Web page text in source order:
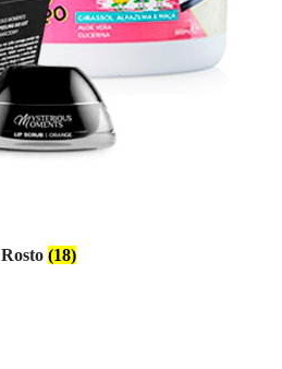
Rosto (18)